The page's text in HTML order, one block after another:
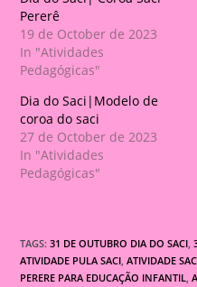
Pererê
19 de October de 2023
In "Atividades
Pedagógicas"
Dia do Saci|Modelo de
coroa do saci
27 de October de 2023
In "Atividades
Pedagógicas"
TAGS:31 DE OUTUBRO DIA DO SACI,
ATIVIDADE PULA SACI, ATIVIDADE
PERERE PARA EDUCAÇÃO INFANTIL,